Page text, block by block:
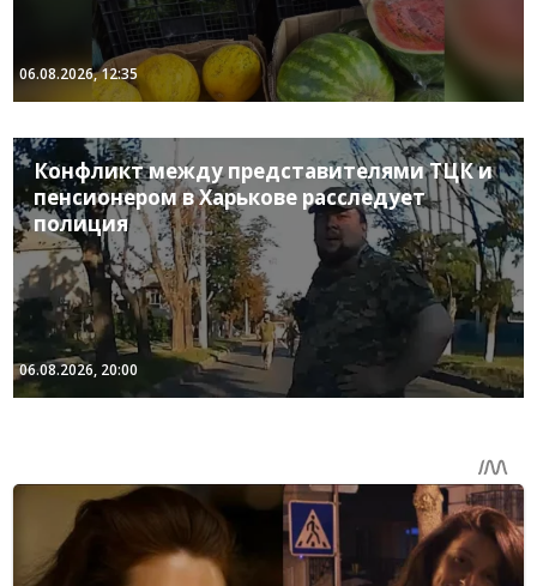
06.08.2026, 12:35
Конфликт между представителями ТЦК и
пенсионером в Харькове расследует
полиция
06.08.2026, 20:00